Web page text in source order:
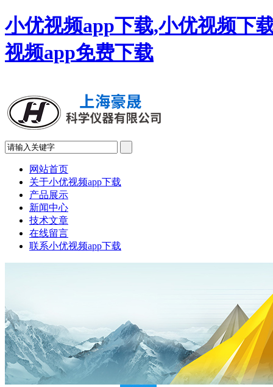
小优视频app下载,小优视频下
视频app免费下载
网站首页
关于小优视频app下载
产品展示
新闻中心
技术文章
在线留言
联系小优视频app下载